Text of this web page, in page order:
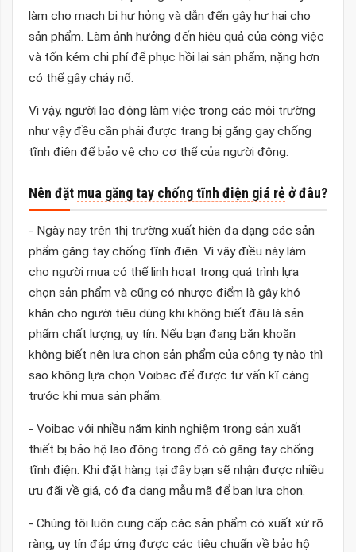
làm cho mạch bị hư hỏng và dẫn đến gây hư hại cho
sản phẩm. Làm ảnh hưởng đến hiệu quả của công việc
và tốn kém chi phí để phục hồi lại sản phẩm, nặng hơn
có thể gây cháy nổ.
Vì vậy, người lao động làm việc trong các môi trường
như vậy đều cần phải được trang bị găng gay chống
tĩnh điện để bảo vệ cho cơ thể của người động.
Nên đặt mua găng tay chống tĩnh điện giá rẻở đâu?
- Ngày nay trên thị trường xuất hiện đa dạng các sản
phẩm găng tay chống tĩnh điện. Vì vậy điều này làm
cho người mua có thể linh hoạt trong quá trình lựa
chọn sản phẩm và cũng có nhược điểm là gây khó
khăn cho người tiêu dùng khi không biết đâu là sản
phẩm chất lượng, uy tín. Nếu bạn đang băn khoăn
không biết nên lựa chọn sản phẩm của công ty nào thì
sao không lựa chọn Voibac để được tư vấn kĩ càng
trước khi mua sản phẩm.
- Voibac với nhiều năm kinh nghiệm trong sản xuất
thiết bị bảo hộ lao động trong đó có găng tay chống
tĩnh điện. Khi đặt hàng tại đây bạn sẽ nhận được nhiều
ưu đãi về giá, có đa dạng mẫu mã để bạn lựa chọn.
- Chúng tôi luôn cung cấp các sản phẩm có xuất xứ rõ
ràng, uy tín đáp ứng được các tiêu chuẩn về bảo hộ